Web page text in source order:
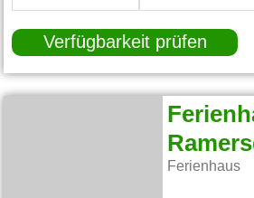
Verfügbarkeit prüfen
Ferienhaus